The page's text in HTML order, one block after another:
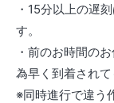
・15分以上の遅
す。
・前のお時間の
為早く到着されて
※同時進行で違う